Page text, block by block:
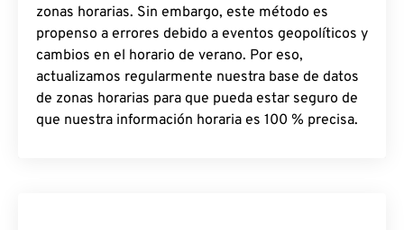
zonas horarias. Sin embargo, este método es
propenso a errores debido a eventos geopolíticos y
cambios en el horario de verano. Por eso,
actualizamos regularmente nuestra base de datos
de zonas horarias para que pueda estar seguro de
que nuestra información horaria es 100 % precisa.